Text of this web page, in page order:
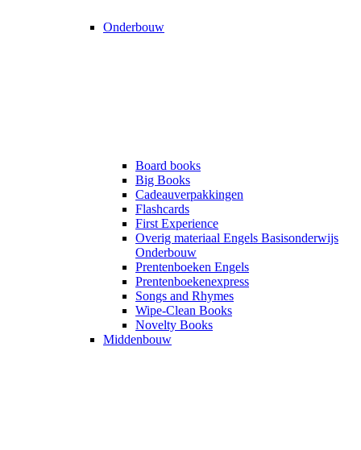
Onderbouw
Board books
Big Books
Cadeauverpakkingen
Flashcards
First Experience
Overig materiaal Engels Basisonderwijs
Onderbouw
Prentenboeken Engels
Prentenboekenexpress
Songs and Rhymes
Wipe-Clean Books
Novelty Books
Middenbouw